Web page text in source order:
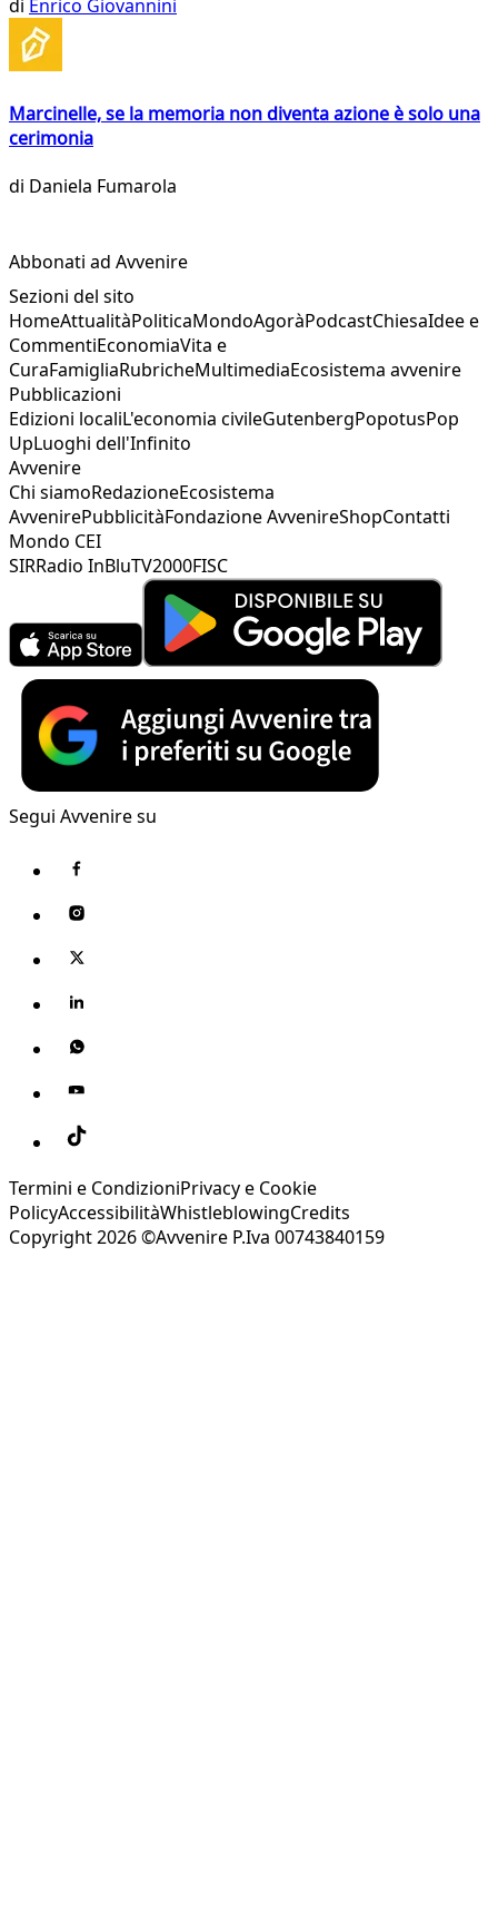
di Enrico Giovannini
Marcinelle, se la memoria non diventa azione è solo una
cerimonia
di Daniela Fumarola
Abbonati ad Avvenire
Sezioni del sito
HomeAttualitàPoliticaMondoAgoràPodcastChiesaIdee e
CommentiEconomiaVita e
CuraFamigliaRubricheMultimediaEcosistema avvenire
Pubblicazioni
Edizioni localiL'economia civileGutenbergPopotusPop
UpLuoghi dell'Infinito
Avvenire
Chi siamoRedazioneEcosistema
AvvenirePubblicitàFondazione AvvenireShopContatti
Mondo CEI
SIRRadio InBluTV2000FISC
Segui Avvenire su
Termini e CondizioniPrivacy e Cookie
PolicyAccessibilitàWhistleblowingCredits
Copyright 2026 ©Avvenire P.Iva 00743840159